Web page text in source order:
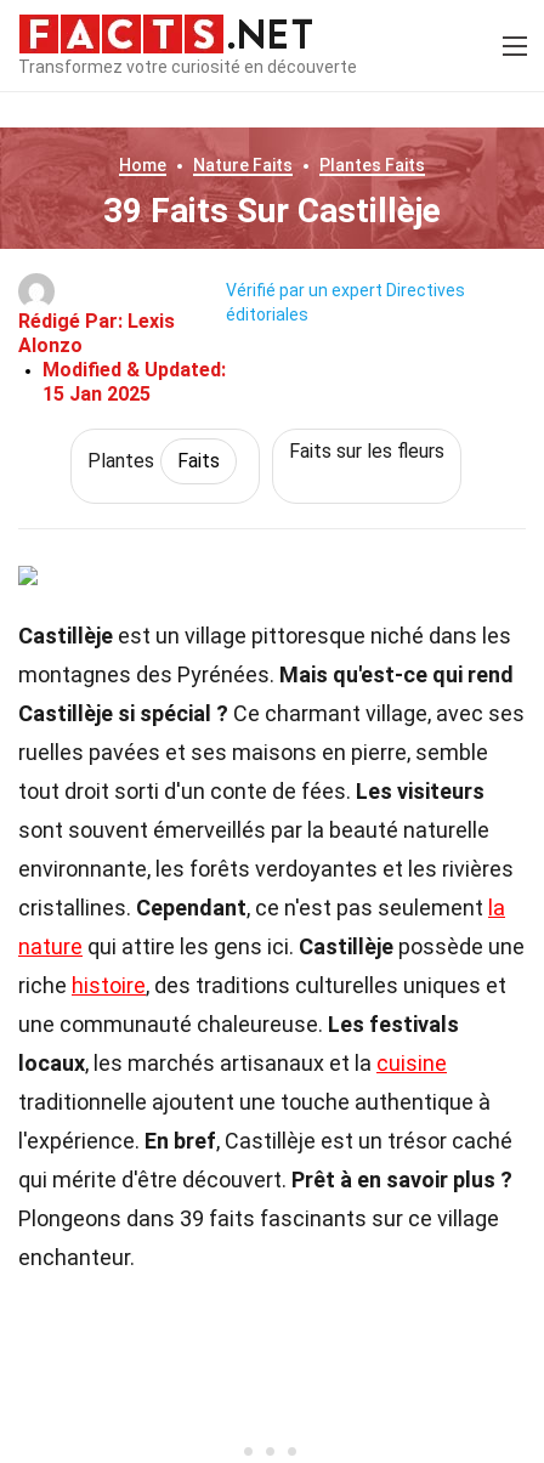
Transformez votre curiosité en découverte
Home Nature Faits Plantes Faits
39 Faits Sur Castillèje
Rédigé Par: Lexis
Alonzo
Modified & Updated:
15 Jan 2025
Vérifié par un expert Directives
éditoriales
Plantes Faits Faits sur les fleurs
Castillèje est un village pittoresque niché dans les
montagnes des Pyrénées. Mais qu'est-ce qui rend
Castillèje si spécial ? Ce charmant village, avec ses
ruelles pavées et ses maisons en pierre, semble
tout droit sorti d'un conte de fées. Les visiteurs
sont souvent émerveillés par la beauté naturelle
environnante, les forêts verdoyantes et les rivières
cristallines. Cependant, ce n'est pas seulement la
nature qui attire les gens ici. Castillèje possède une
riche histoire, des traditions culturelles uniques et
une communauté chaleureuse. Les festivals
locaux, les marchés artisanaux et la cuisine
traditionnelle ajoutent une touche authentique à
l'expérience. En bref, Castillèje est un trésor caché
qui mérite d'être découvert. Prêt à en savoir plus ?
Plongeons dans 39 faits fascinants sur ce village
enchanteur.